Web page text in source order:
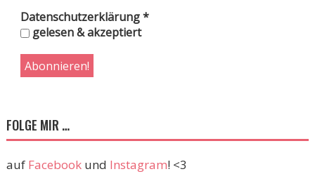
Datenschutzerklärung*
gelesen & akzeptiert
FOLGE MIR …
auf Facebookund Instagram! <3